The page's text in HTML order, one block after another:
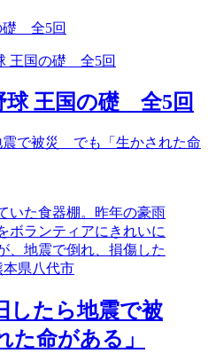
礎 全5回
王国の礎 全5回
震で被災 でも「生かされた命
したら地震で被
命がある」